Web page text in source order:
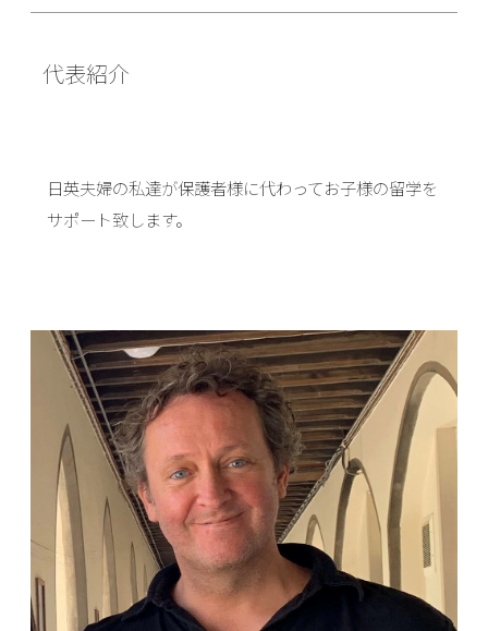
代表紹介
日英夫婦の私達が保護者様に代わってお子様の留学を
サポート致します。